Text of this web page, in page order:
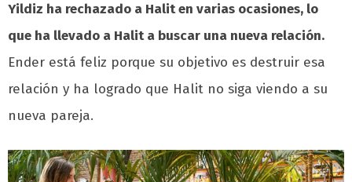
Yildiz ha rechazado a Halit en varias ocasiones, lo
que ha llevado a Halit a buscar una nueva relación.
Ender está feliz porque su objetivo es destruir esa
relación y ha logrado que Halit no siga viendo a su
nueva pareja.